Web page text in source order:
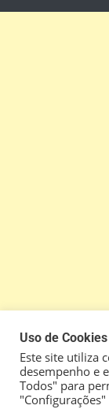
Uso de Cookies
Este site utiliza
desempenho e
Todos" para